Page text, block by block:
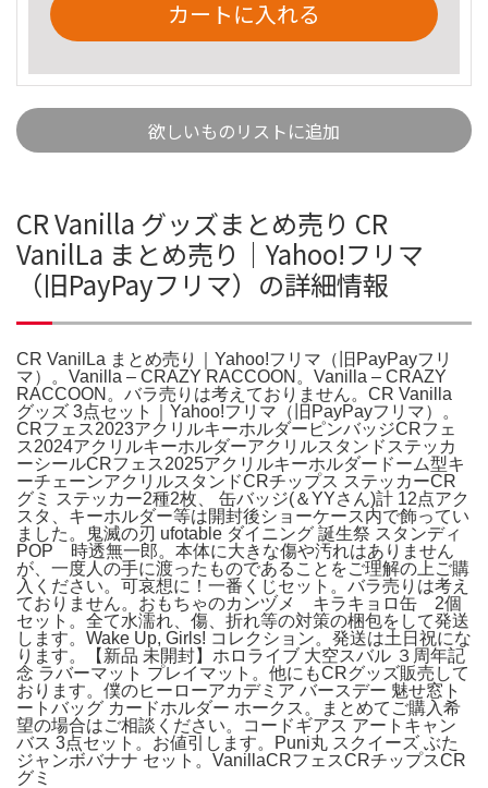
カートに入れる
欲しいものリストに追加
CR Vanilla グッズまとめ売り CR
VanilLa まとめ売り｜Yahoo!フリマ
（旧PayPayフリマ）の詳細情報
CR VanilLa まとめ売り｜Yahoo!フリマ（旧PayPayフリ
マ）。Vanilla – CRAZY RACCOON。Vanilla – CRAZY
RACCOON。バラ売りは考えておりません。CR Vanilla
グッズ 3点セット｜Yahoo!フリマ（旧PayPayフリマ）。
CRフェス2023アクリルキーホルダーピンバッジCRフェ
ス2024アクリルキーホルダーアクリルスタンドステッカ
ーシールCRフェス2025アクリルキーホルダードーム型キ
ーチェーンアクリルスタンドCRチップス ステッカーCR
グミ ステッカー2種2枚、 缶バッジ(＆YYさん)計 12点アク
スタ、キーホルダー等は開封後ショーケース内で飾ってい
ました。鬼滅の刃 ufotable ダイニング 誕生祭 スタンディ
POP 時透無一郎。本体に大きな傷や汚れはありません
が、一度人の手に渡ったものであることをご理解の上ご購
入ください。可哀想に！一番くじセット。バラ売りは考え
ておりません。おもちゃのカンヅメ キラキョロ缶 2個
セット。全て水濡れ、傷、折れ等の対策の梱包をして発送
します。Wake Up, Girls! コレクション。発送は土日祝にな
ります。【新品 未開封】ホロライブ 大空スバル ３周年記
念 ラバーマット プレイマット。他にもCRグッズ販売して
おります。僕のヒーローアカデミア バースデー 魅せ窓ト
ートバッグ カードホルダー ホークス。まとめてご購入希
望の場合はご相談ください。コードギアス アートキャン
バス 3点セット。お値引します。Puni丸 スクイーズ ぶた
ジャンボバナナ セット。VanillaCRフェスCRチップスCR
グミ